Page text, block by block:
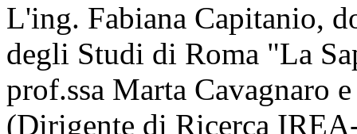
L'ing. Fabiana Capitanio,
degli Studi di Roma "La
prof.ssa Marta Cavagnaro
(Dirigente di Ricerca